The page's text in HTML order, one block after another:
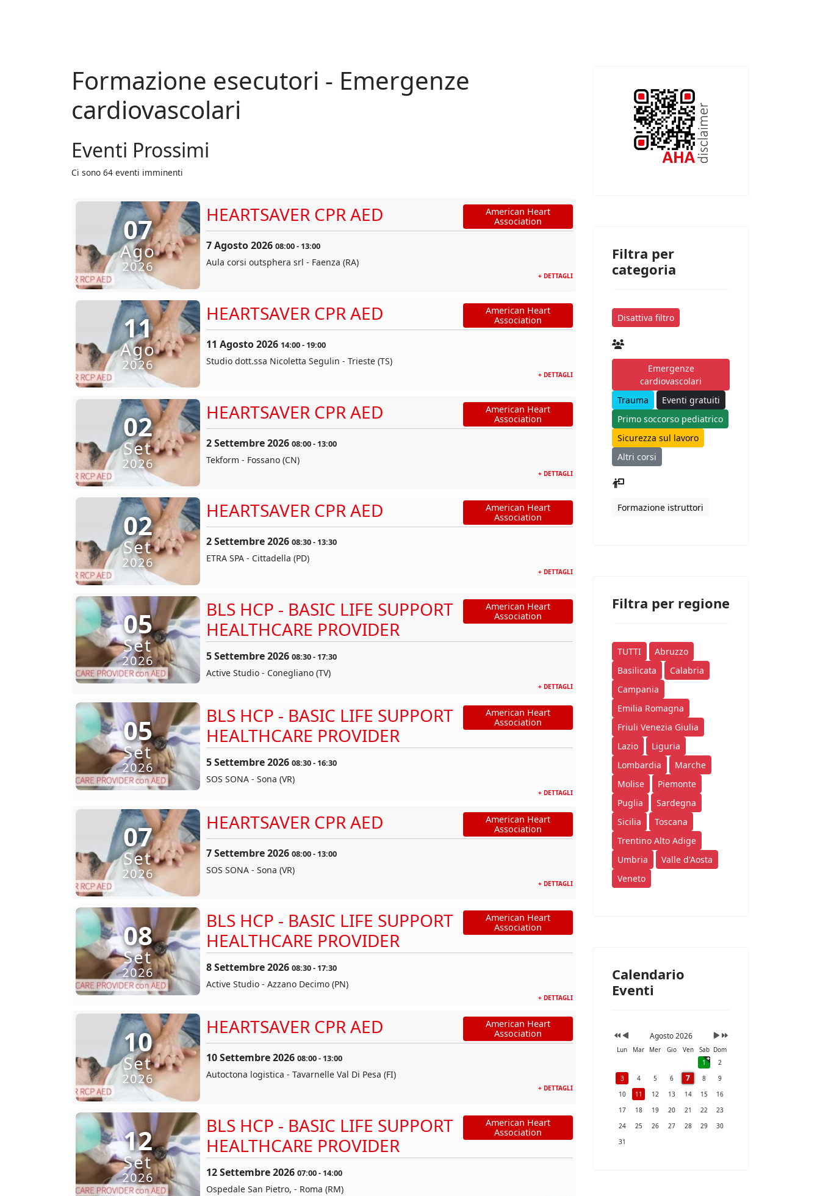
Formazione esecutori - Emergenze
cardiovascolari
Eventi Prossimi
Ci sono 64 eventi imminenti
07
Ago
2026
HEARTSAVER CPR AED
American Heart
Association
7 Agosto 2026 08:00- 13:00
Aula corsi outsphera srl - Faenza (RA)
+ DETTAGLI
11
Ago
2026
HEARTSAVER CPR AED
American Heart
Association
11 Agosto 2026 14:00- 19:00
Studio dott.ssa Nicoletta Segulin - Trieste (TS)
+ DETTAGLI
02
Set
2026
HEARTSAVER CPR AED
American Heart
Association
2 Settembre 2026 08:00- 13:00
Tekform - Fossano (CN)
+ DETTAGLI
02
Set
2026
HEARTSAVER CPR AED
American Heart
Association
2 Settembre 2026 08:30- 13:30
ETRA SPA - Cittadella (PD)
+ DETTAGLI
05
Set
2026
BLS HCP - BASIC LIFE SUPPORT
HEALTHCARE PROVIDER
American Heart
Association
5 Settembre 2026 08:30- 17:30
Active Studio - Conegliano (TV)
+ DETTAGLI
05
Set
2026
BLS HCP - BASIC LIFE SUPPORT
HEALTHCARE PROVIDER
American Heart
Association
5 Settembre 2026 08:30- 16:30
SOS SONA - Sona (VR)
+ DETTAGLI
07
Set
2026
HEARTSAVER CPR AED
American Heart
Association
7 Settembre 2026 08:00- 13:00
SOS SONA - Sona (VR)
+ DETTAGLI
08
Set
2026
BLS HCP - BASIC LIFE SUPPORT
HEALTHCARE PROVIDER
American Heart
Association
8 Settembre 2026 08:30- 17:30
Active Studio - Azzano Decimo (PN)
+ DETTAGLI
10
Set
2026
HEARTSAVER CPR AED
American Heart
Association
10 Settembre 2026 08:00- 13:00
Autoctona logistica - Tavarnelle Val Di Pesa (FI)
+ DETTAGLI
12
Set
2026
BLS HCP - BASIC LIFE SUPPORT
HEALTHCARE PROVIDER
American Heart
Association
12 Settembre 2026 07:00- 14:00
Ospedale San Pietro, - Roma (RM)
Filtra per
categoria
Disattiva filtro
Emergenze
cardiovascolari
Trauma
Eventi gratuiti
Primo soccorso pediatrico
Sicurezza sul lavoro
Altri corsi
Formazione istruttori
Filtra per regione
TUTTI
Abruzzo
Basilicata
Calabria
Campania
Emilia Romagna
Friuli Venezia Giulia
Lazio
Liguria
Lombardia
Marche
Molise
Piemonte
Puglia
Sardegna
Sicilia
Toscana
Trentino Alto Adige
Umbria
Valle d'Aosta
Veneto
Calendario
Eventi
Agosto 2026
Lun Mar Mer Gio Ven Sab Dom
1
2
3
4 5 6 7 8
9
10
11 12 13 14 15
16
17
18 19 20 21 22
23
24
25 26 27 28 29
30
31